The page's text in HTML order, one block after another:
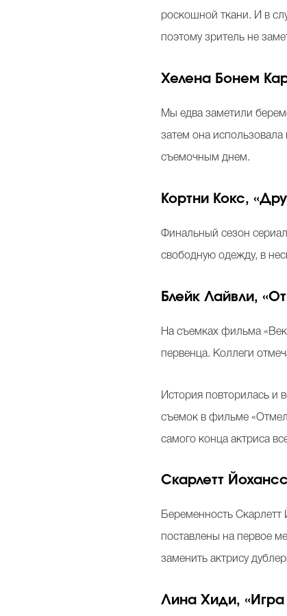
роскошной ткани. И в
поэтому зритель не
Хелена Бонем
Мы едва заметили
затем она использовала
съемочным днем.
Кортни Кокс,
Финальный сезон
свободную одежду, в
Блейк Лайвли,
На съемках фильма
первенца. Коллеги
История повторилась и
съемок в фильме
самого конца актриса
Скарлетт
Беременность
поставлены на первое
заменить актрису
Лина Хиди, «Игра